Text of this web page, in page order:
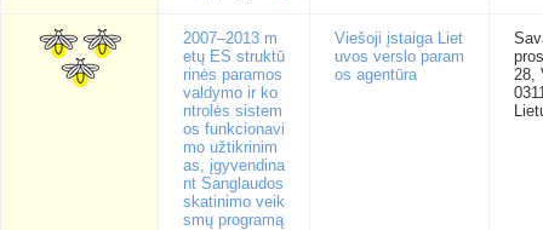
2007–2013 m
etų ES struktū
rinės paramos
valdymo ir ko
ntrolės sistem
os funkcionavi
mo užtikrinim
as, įgyvendina
nt Sanglaudos
skatinimo veik
smų programą
Viešoji įstaiga Liet
uvos verslo param
os agentūra
28,